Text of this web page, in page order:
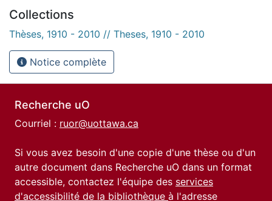
Collections
Thèses, 1910 - 2010 // Theses, 1910 - 2010
Notice complète
Recherche uO
Courriel : ruor@uottawa.ca
Si vous avez besoin d'une copie d'une thèse ou d'un
autre document dans Recherche uO dans un format
accessible, contactez l'équipe des services
d'accessibilité de la bibliothèque à l'adresse